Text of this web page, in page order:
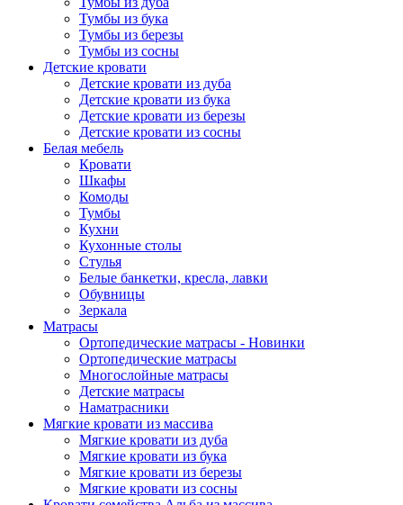
Тумбы из бука
Тумбы из березы
Тумбы из сосны
Детские кровати
Детские кровати из дуба
Детские кровати из бука
Детские кровати из березы
Детские кровати из сосны
Белая мебель
Кровати
Шкафы
Комоды
Тумбы
Кухни
Кухонные столы
Стулья
Белые банкетки, кресла, лавки
Обувницы
Зеркала
Матрасы
Ортопедические матрасы - Новинки
Ортопедические матрасы
Многослойные матрасы
Детские матрасы
Наматрасники
Мягкие кровати из массива
Мягкие кровати из дуба
Мягкие кровати из бука
Мягкие кровати из березы
Мягкие кровати из сосны